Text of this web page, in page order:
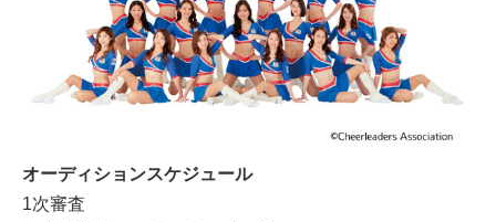
オーディションスケジュール
1次審査